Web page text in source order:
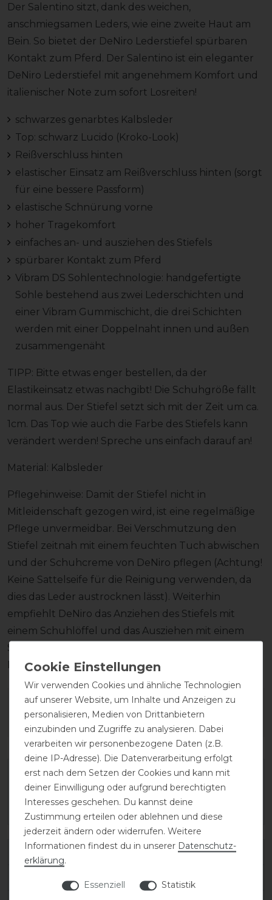
Der Salentino sitzt, dank des weichen,
anschmiegsamen Leders, wie eine zweite Haut am
Bein. So bietet der DeNiro Lederstiefel spürbaren
Kontakt zum Pferd. Der Salentino ist ein eleganter
DeNiro Lederstiefel mit angenehmem Komfort und
italienischer Note zum sofort Losreiten!
schwarzes genarbtes Kalbsleder
Top: schwarz Lucido (Kroko-Look)
Reißverschluss hinten
elastischer Einsatz am Reißverschluss hinten (sorgt
für eine bessere Passform)
elastische Schnürung vorne
hoher Tragekomfort
einfaches an- und ausziehen des Stiefels
spürbarer Kontakt zum Pferd
Vibram DS Sohlentechnologie: handgefertigte
Sohle bestehend aus zwei Lederschichten und
einer Vibram Gummischicht, die drei Schichten
werden mit einer Doppelnaht innen und außen
zusammengenäht
TIPP: Bitte etwas enger bestellen, da der
Elastikeinsatz etwas nachgibt! Die Schuhgröße fällt
normal aus. Der Stiefel setzt sich mit der Zeit um ca.
1cm. Das Top wie auch die Farbe des Stiefels kann
verändert werden! Spreche uns einfach darauf an!
Material: Kalbsleder
Pflegehinweise: Damit der Stiefel nicht in
Mitleidenschaft gezogen wird, ist eine regelmäßige
Pflege unvermeidbar. Bei Verschmutzung den
Stiefel zeitnah mit einem feuchten Tuch abwischen
und der Schuhcreme von DeNiro pflegen (Achtung!
Keine Sattelseife für die Reinigung verwenden, da
dies das Leder austrocknen lässt). Weiterhin
empfiehlt DeNiro das Anziehen des Stiefels mit
einem Schuhlöffel und das Ausziehen mit einem
Stiefelknecht, damit das Fußbett sowie der
Reißverschluss unversehrt bleiben.
Wie hat dir die Artikelbeschreibung
gefallen?
Varianten-ID:138087
Wir verwenden Cookies und ähnliche Technologien
auf unserer Website, um Inhalte und Anzeigen zu
personalisieren, Medien von Drittanbietern
einzubinden und Zugriffe zu analysieren. Dabei
verarbeiten wir personenbezogene Daten (z.B.
deine IP-Adresse). Die Datenverarbeitung erfolgt
erst nach dem Setzen der Cookies und kann mit
deiner Einwilligung oder aufgrund berechtigten
Interesses geschehen. Du kannst deine
Zustimmung erteilen oder ablehnen und diese
jederzeit ändern oder widerrufen. Weitere
Informationen findest du in unserer Daten­schutz­
erklärung.
Essenziell Statistik